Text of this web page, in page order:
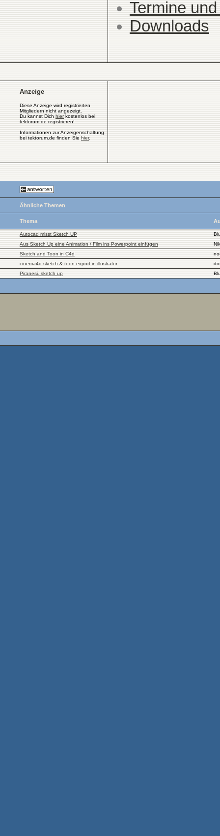
Termine
Downloads
Anzeige
Diese Anzeige wird registrierten
Mitgliedern nicht angezeigt.
Du kannst Dich hierkostenlos bei
tektorum.de registrieren!
Informationen zur Anzeigenschaltung
bei tektorum.de finden Sie hier.
Ähnliche Themen
Thema
Autocad misst Sketch UP
Aus Sketch Up eine Animation / Film ins Powerpoint einfügen
Sketch and Toon in C4d
cinema4d sketch & toon export in illustrator
Piranesi, sketch up